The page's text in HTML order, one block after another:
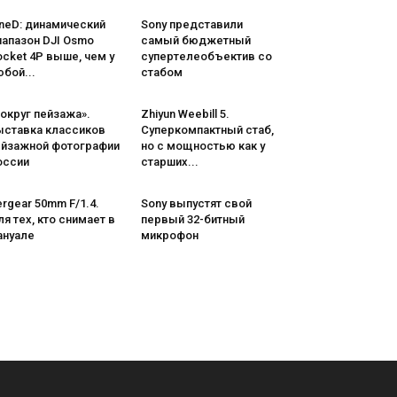
динамический
DJI Osmo
4P выше, чем у
Sony представили
самый бюджетный
супертелеобъектив со
стабом
пейзажа».
классиков
фотографии
Zhiyun Weebill 5.
Cуперкомпактный стаб,
но с мощностью как у
старших...
50mm F/1.4.
тех, кто снимает в
Sony выпустят свой
первый 32-битный
микрофон